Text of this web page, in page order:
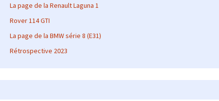
La page de la Renault Laguna 1
Rover 114 GTI
La page de la BMW série 8 (E31)
Rétrospective 2023